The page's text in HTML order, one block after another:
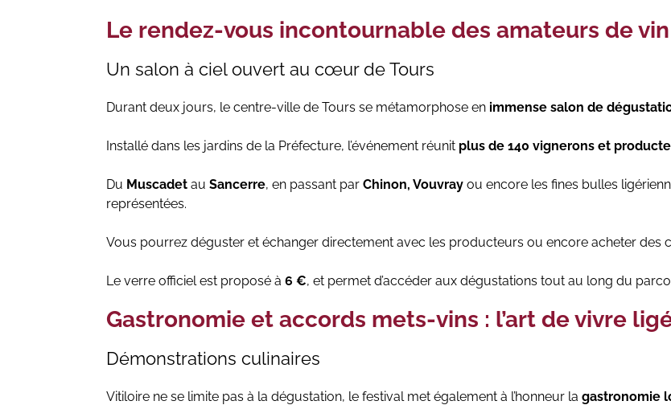
Le rendez-vous incontournable des amateurs de vin
Un salon à ciel ouvert au cœur de Tours
Durant deux jours, le centre-ville de Tours se métamorphose en immense salon de
Installé dans les jardins de la Préfecture, l’événement réunit plus de 140 vignerons et
Du Muscadet au Sancerre, en passant par Chinon, Vouvray ou encore les fines bulles
représentées.
Vous pourrez déguster et échanger directement avec les producteurs ou encore acheter des
Le verre officiel est proposé à 6 €, et permet d’accéder aux dégustations tout au long du
Gastronomie et accords mets-vins : l’art de vivre
Démonstrations culinaires
Vitiloire ne se limite pas à la dégustation, le festival met également à l’honneur la gastronomie